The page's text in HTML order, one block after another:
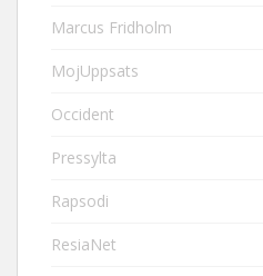
Marcus Fridholm
MojUppsats
Occident
Pressylta
Rapsodi
ResiaNet